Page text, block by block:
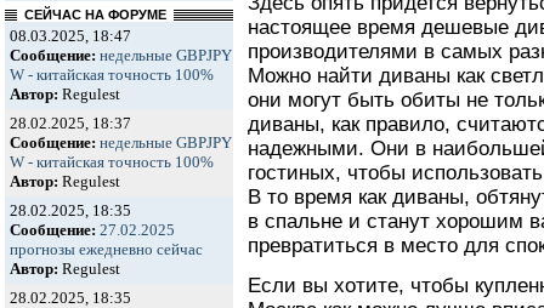
СЕЙЧАС НА ФОРУМЕ
08.03.2025, 18:47
Сообщение: недельные GBPJPY
W - китайская точность 100%
Автор: Regulest
28.02.2025, 18:37
Сообщение: недельные GBPJPY
W - китайская точность 100%
Автор: Regulest
28.02.2025, 18:35
Сообщение: 27.02.2025
прогнозы ежедневно сейчас
Автор: Regulest
28.02.2025, 18:35
настоящее время дешевые
производителями в самых
Можно найти диваны как
они могут быть обиты не
диваны, как правило,
надежными. Они в
гостиных, чтобы
В то время как диваны,
в спальне и станут хорошим
превратиться в место для
Если вы хотите, чтобы